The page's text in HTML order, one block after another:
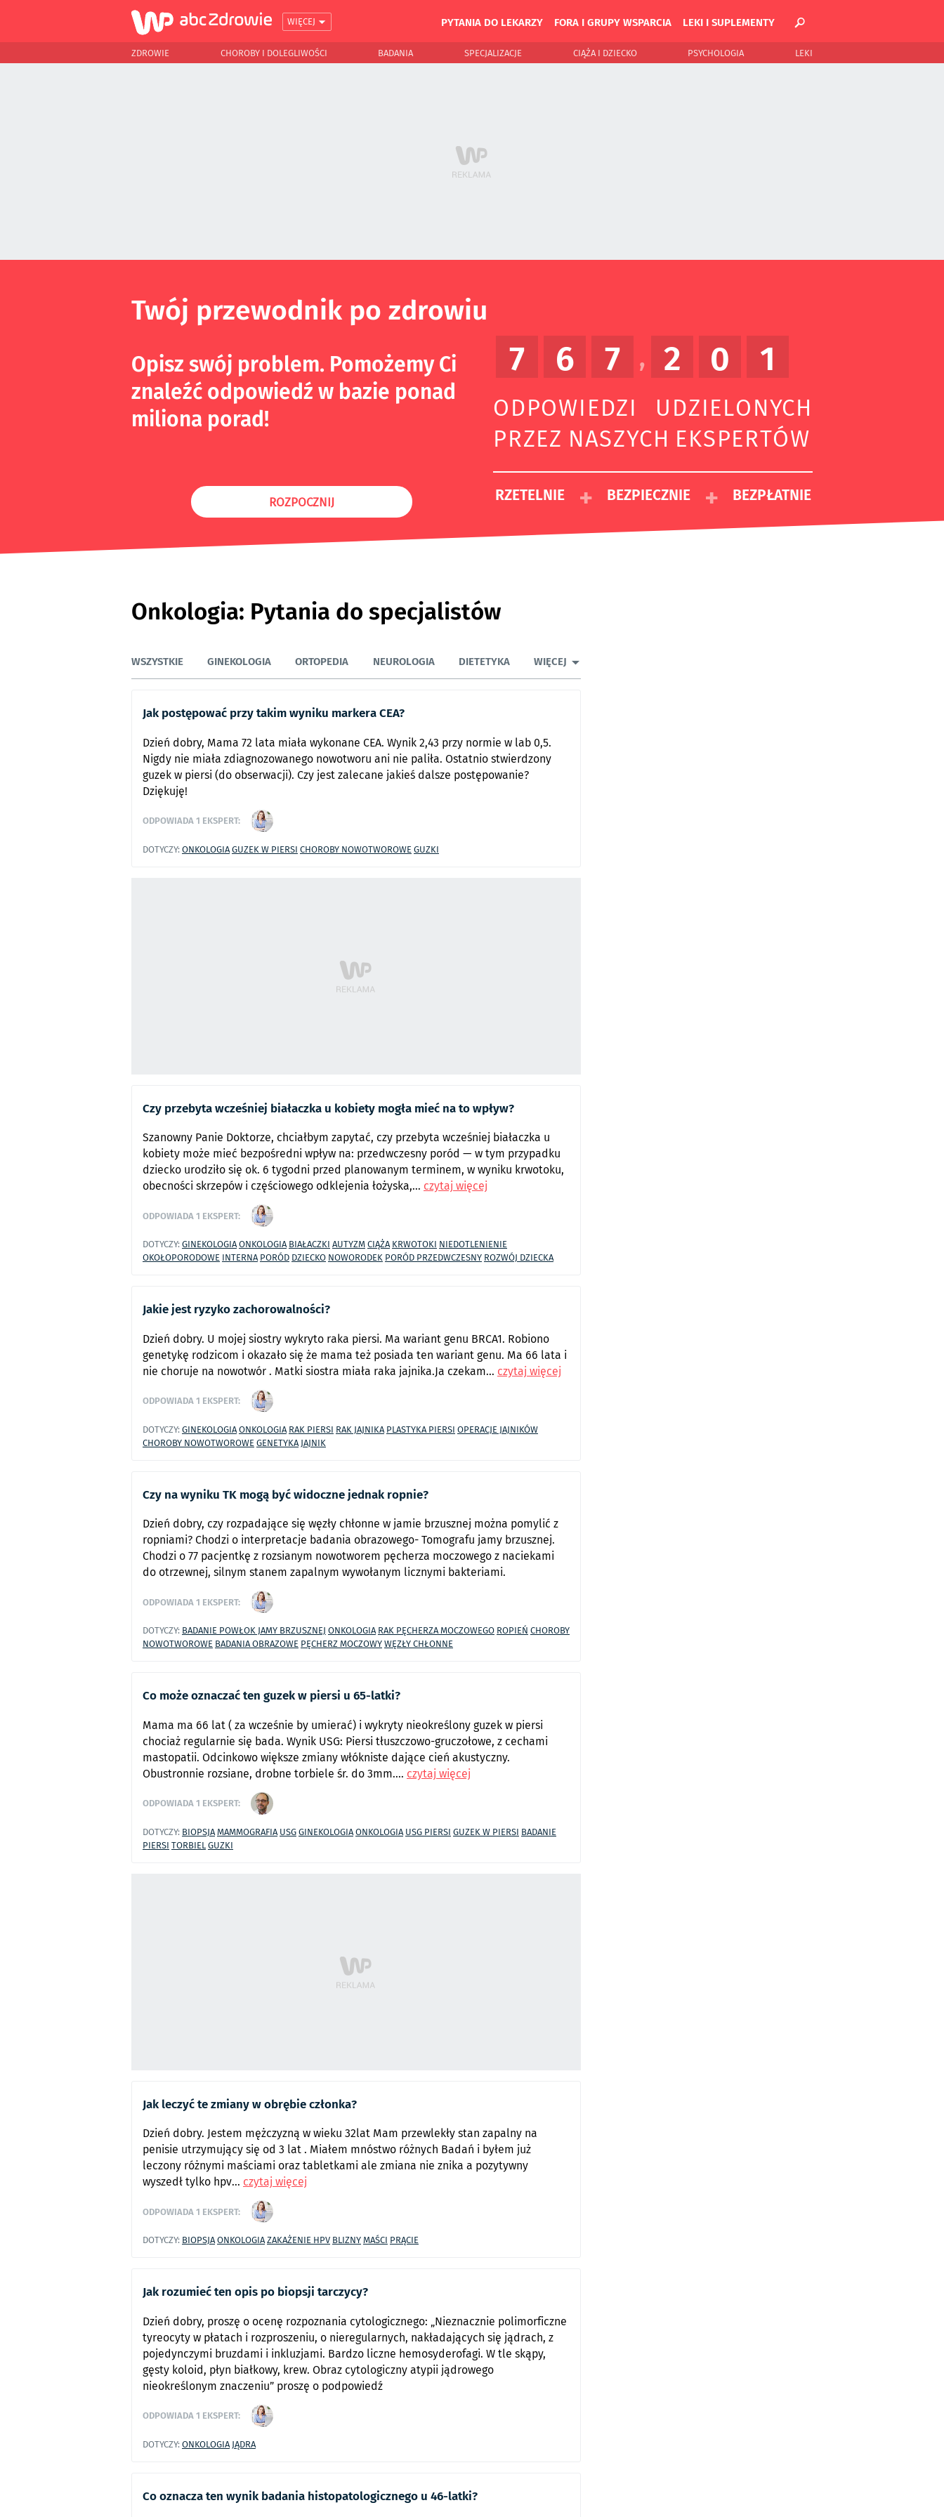
WIĘCEJ PYTANIA DO LEKARZY FORA I GRUPY WSPARCIA LEKI I SUPLEMENTY
ZDROWIE CHOROBY I DOLEGLIWOŚCI BADANIA SPECJALIZACJE CIĄŻA I DZIECKO PSYCHOLOGIA LEKI
Twój przewodnik po zdrowiu
Opisz swój problem. Pomożemy Ci
znaleźć odpowiedź w bazie ponad
miliona porad!
ROZPOCZNIJ
7 6 7 , 2 0 1
ODPOWIEDZI UDZIELONYCH
PRZEZ NASZYCH EKSPERTÓW
RZETELNIE + BEZPIECZNIE + BEZPŁATNIE
Onkologia: Pytania do specjalistów
WSZYSTKIE GINEKOLOGIA ORTOPEDIA NEUROLOGIA DIETETYKA WIĘCEJ
Jak postępować przy takim wyniku markera CEA?
Dzień dobry, Mama 72 lata miała wykonane CEA. Wynik 2,43 przy normie w lab 0,5.
Nigdy nie miała zdiagnozowanego nowotworu ani nie paliła. Ostatnio stwierdzony
guzek w piersi (do obserwacji). Czy jest zalecane jakieś dalsze postępowanie?
Dziękuję!
ODPOWIADA1 EKSPERT:
DOTYCZY:ONKOLOGIAGUZEK W PIERSI CHOROBY NOWOTWOROWEGUZKI
Czy przebyta wcześniej białaczka u kobiety mogła mieć na to wpływ?
Szanowny Panie Doktorze, chciałbym zapytać, czy przebyta wcześniej białaczka u
kobiety może mieć bezpośredni wpływ na: przedwczesny poród — w tym przypadku
dziecko urodziło się ok. 6 tygodni przed planowanym terminem, w wyniku krwotoku,
obecności skrzepów i częściowego odklejenia łożyska,... czytaj więcej
ODPOWIADA1 EKSPERT:
DOTYCZY:GINEKOLOGIAONKOLOGIA BIAŁACZKI AUTYZMCIĄŻA KRWOTOKI NIEDOTLENIENIE
OKOŁOPORODOWE INTERNA PORÓD DZIECKO NOWORODEK PORÓD PRZEDWCZESNY ROZWÓJ DZIECKA
Jakie jest ryzyko zachorowalności?
Dzień dobry. U mojej siostry wykryto raka piersi. Ma wariant genu BRCA1. Robiono
genetykę rodzicom i okazało się że mama też posiada ten wariant genu. Ma 66 lata i
nie choruje na nowotwór . Matki siostra miała raka jajnika.Ja czekam... czytaj więcej
ODPOWIADA1 EKSPERT:
DOTYCZY:GINEKOLOGIAONKOLOGIA RAK PIERSI RAK JAJNIKA PLASTYKA PIERSI OPERACJE JAJNIKÓW
CHOROBY NOWOTWOROWEGENETYKAJAJNIK
Czy na wyniku TK mogą być widoczne jednak ropnie?
Dzień dobry, czy rozpadające się węzły chłonne w jamie brzusznej można pomylić z
ropniami? Chodzi o interpretacje badania obrazowego- Tomografu jamy brzusznej.
Chodzi o 77 pacjentkę z rozsianym nowotworem pęcherza moczowego z naciekami
do otrzewnej, silnym stanem zapalnym wywołanym licznymi bakteriami.
ODPOWIADA1 EKSPERT:
DOTYCZY: BADANIE POWŁOK JAMY BRZUSZNEJ ONKOLOGIA RAK PĘCHERZA MOCZOWEGO ROPIEŃ CHOROBY
NOWOTWOROWE BADANIA OBRAZOWE PĘCHERZ MOCZOWYWĘZŁY CHŁONNE
Co może oznaczać ten guzek w piersi u 65-latki?
Mama ma 66 lat ( za wcześnie by umierać) i wykryty nieokreślony guzek w piersi
chociaż regularnie się bada. Wynik USG: Piersi tłuszczowo-gruczołowe, z cechami
mastopatii. Odcinkowo większe zmiany włókniste dające cień akustyczny.
Obustronnie rozsiane, drobne torbiele śr. do 3mm.... czytaj więcej
ODPOWIADA1 EKSPERT:
DOTYCZY: BIOPSJAMAMMOGRAFIA USGGINEKOLOGIAONKOLOGIA USG PIERSI GUZEK W PIERSI BADANIE
PIERSI TORBIELGUZKI
Jak leczyć te zmiany w obrębie członka?
Dzień dobry. Jestem mężczyzną w wieku 32lat Mam przewlekły stan zapalny na
penisie utrzymujący się od 3 lat . Miałem mnóstwo różnych Badań i byłem już
leczony różnymi maściami oraz tabletkami ale zmiana nie znika a pozytywny
wyszedł tylko hpv... czytaj więcej
ODPOWIADA1 EKSPERT:
DOTYCZY: BIOPSJAONKOLOGIAZAKAŻENIE HPV BLIZNYMAŚCI PRĄCIE
Jak rozumieć ten opis po biopsji tarczycy?
Dzień dobry, proszę o ocenę rozpoznania cytologicznego: „Nieznacznie polimorficzne
tyreocyty w płatach i rozproszeniu, o nieregularnych, nakładających się jądrach, z
pojedynczymi bruzdami i inkluzjami. Bardzo liczne hemosyderofagi. W tle skąpy,
gęsty koloid, płyn białkowy, krew. Obraz cytologiczny atypii jądrowego
nieokreślonym znaczeniu” proszę o podpowiedź
ODPOWIADA1 EKSPERT:
DOTYCZY:ONKOLOGIAJĄDRA
Co oznacza ten wynik badania histopatologicznego u 46-latki?